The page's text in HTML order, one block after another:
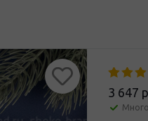
3 647
Много